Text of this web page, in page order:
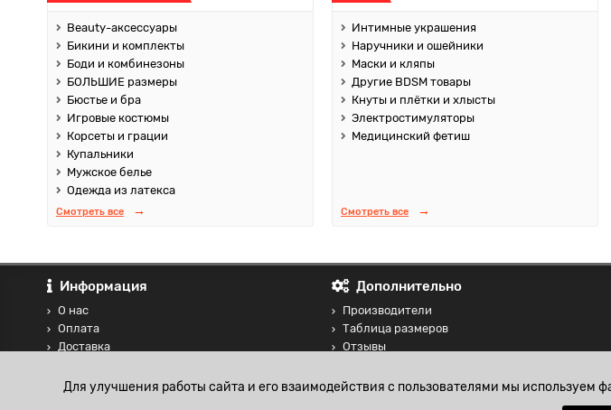
Beauty-аксессуары
Бикини и комплекты
Боди и комбинезоны
БОЛЬШИЕ размеры
Бюстье и бра
Игровые костюмы
Корсеты и грации
Купальники
Мужское белье
Одежда из латекса
Смотреть все
Интимные украшения
Наручники и ошейники
Маски и кляпы
Другие BDSM товары
Кнуты и плётки и хлысты
Электростимуляторы
Медицинский фетиш
Смотреть все
Информация
О нас
Оплата
Доставка
Блог
Дополнительно
Производители
Таблица размеров
Отзывы
Для улучшения работы сайта и его взаимодействия с пользователями мы